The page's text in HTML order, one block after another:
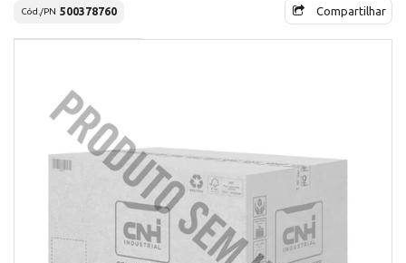
Cód./PN 500378760 Compartilhar